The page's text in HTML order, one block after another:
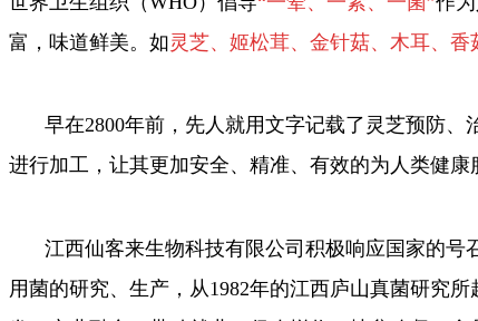
富，味道鲜美。如灵芝、姬松茸、金针菇、木耳、
早在2800年前，先人就用文字记载了灵芝预防
进行加工，让其更加安全、精准、有效的为人类健康
江西仙客来生物科技有限公司积极响应国家的号
用菌的研究、生产，从1982年的江西庐山真菌研究